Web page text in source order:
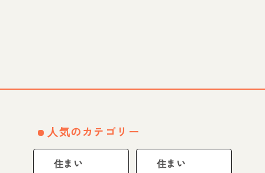
人気のカテゴリー
住まい 住まい